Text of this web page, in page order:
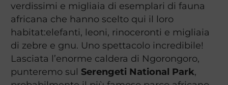
verdissimi e migliaia di esemplari di fauna
africana che hanno scelto qui il loro
habitat:elefanti, leoni, rinoceronti e migliaia
di zebre e gnu. Uno spettacolo incredibile!
Lasciata l’enorme caldera di Ngorongoro,
punteremo sul Serengeti National Park,